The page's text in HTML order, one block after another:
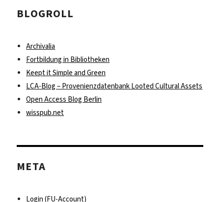
BLOGROLL
Archivalia
Fortbildung in Bibliotheken
Keept it Simple and Green
LCA-Blog – Provenienzdatenbank Looted Cultural Assets
Open Access Blog Berlin
wisspub.net
META
Login (FU-Account)